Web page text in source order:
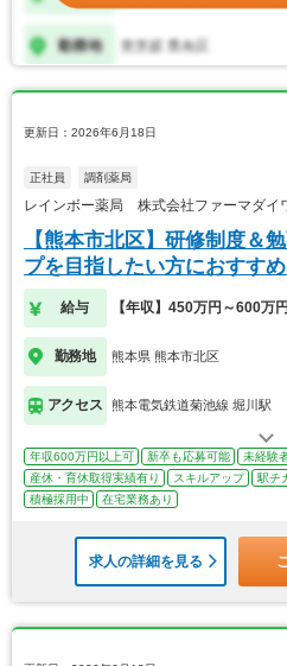
更新日：2026年6月18日
正社員 調剤薬局
レインボー薬局 株式会社ファーマダイ
【熊本市北区】研修制度＆
プを目指したい方におすすめ
給与 【年収】450万円～600万
勤務地 熊本県 熊本市北区
アクセス 熊本電気鉄道菊池線 堀川駅
年収600万円以上可 新卒も応募可能 未経験
産休・育休取得実績有り
スキルアップ 駅チ
積極採用中
在宅業務あり
求人の詳細を見る